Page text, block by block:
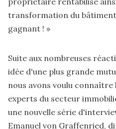
transformation du
gagnant ! »
Suite aux nombreuses
idée d'une plus grande
nous avons voulu
experts du secteur
une nouvelle série
Emanuel von Graffenried,